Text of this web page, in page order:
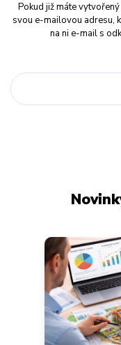
Pokud již máte
svou e-mailovou adresu,
na ni e-mail s